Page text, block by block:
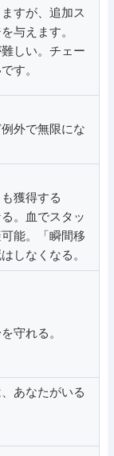
すが、追加ス
与えます。
しい。チェー
す。
外で無限にな
獲得する
。血でスタッ
能。「瞬間移
しなくなる。
守れる。
あなたがいる